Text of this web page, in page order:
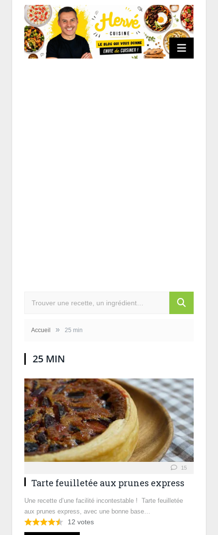
Accueil » 25 min
25 MIN
15
Tarte feuilletée aux prunes express
Une recette d’une facilité incontestable ! Tarte feuilletée
aux prunes express, avec une bonne base…
12 votes